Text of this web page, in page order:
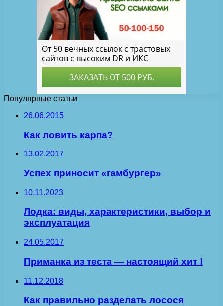
Популярные статьи
26.06.2015
Как ловить карпа?
13.02.2017
Успех приносит «гамбургер»
10.11.2023
Лодка: виды, характеристики, выбор и
эксплуатация
24.05.2017
Приманка из теста — настоящий хит !
11.12.2018
Как правильно разделать лосося